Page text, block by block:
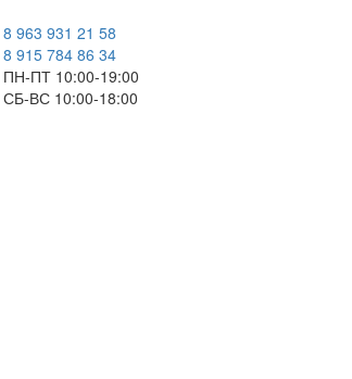
8 963 931 21 58
8 915 784 86 34
ПН-ПТ 10:00-19:00
СБ-ВС 10:00-18:00